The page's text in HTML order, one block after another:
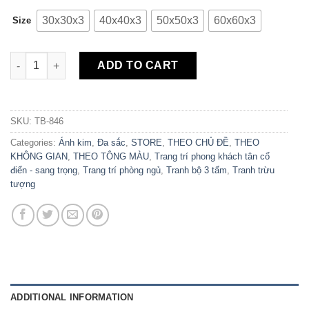
Size 30x30x3 40x40x3 50x50x3 60x60x3
Bộ 3 Tranh Canvas Núi Và Hươu Trừu Tượng TB-846 quantity
ADD TO CART
SKU: TB-846
Categories: Ánh kim, Đa sắc, STORE, THEO CHỦ ĐỀ, THEO
KHÔNG GIAN, THEO TÔNG MÀU, Trang trí phong khách tân cổ
điển - sang trọng, Trang trí phòng ngủ, Tranh bộ 3 tấm, Tranh trừu
tượng
ADDITIONAL INFORMATION